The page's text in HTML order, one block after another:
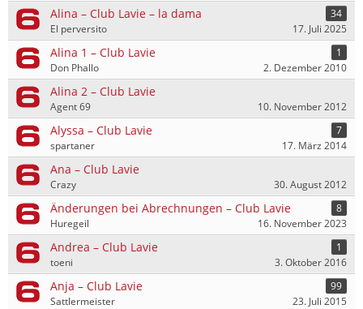
Alina – Club Lavie – la dama
34
El perversito
17. Juli 2025
Alina 1 – Club Lavie
1
Don Phallo
2. Dezember 2010
Alina 2 – Club Lavie
Agent 69 10. November 2012
Alyssa – Club Lavie
7
spartaner
17. März 2014
Ana – Club Lavie
Crazy 30. August 2012
Änderungen bei Abrechnungen – Club Lavie
8
Huregeil
16. November 2023
Andrea – Club Lavie
1
toeni
3. Oktober 2016
Anja – Club Lavie
99
Sattlermeister
23. Juli 2015